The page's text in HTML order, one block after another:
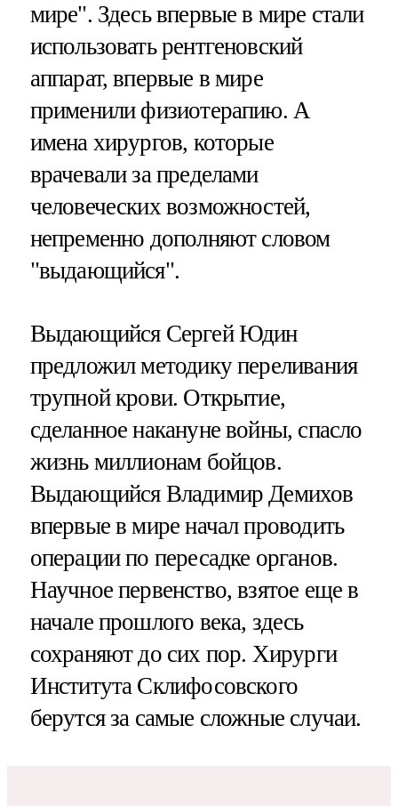
мире". Здесь впервые в мире стали
использовать рентгеновский
аппарат, впервые в мире
применили физиотерапию. А
имена хирургов, которые
врачевали за пределами
человеческих возможностей,
непременно дополняют словом
"выдающийся".
Выдающийся Сергей Юдин
предложил методику переливания
трупной крови. Открытие,
сделанное накануне войны, спасло
жизнь миллионам бойцов.
Выдающийся Владимир Демихов
впервые в мире начал проводить
операции по пересадке органов.
Научное первенство, взятое еще в
начале прошлого века, здесь
сохраняют до сих пор. Хирурги
Института Склифосовского
берутся за самые сложные случаи.